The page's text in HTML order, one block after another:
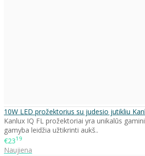
10W LED prožektorius su judesio jutikliu
Kanlux IQ FL prožektoriai yra unikalūs
gamyba leidžia užtikrinti aukš..
€2319
Naujiena